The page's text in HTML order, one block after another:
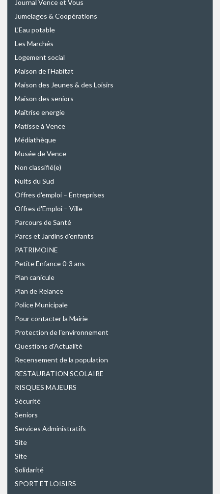
Journal Vence et Vous
Jumelages & Coopérations
L'Eau potable
Les Marchés
Logement social
Maison de l'Habitat
Maison des Jeunes & des Loisirs
Maison des seniors
Maîtrise energie
Matisse à Vence
Médiathèque
Musée de Vence
Non classifié(e)
Nuits du Sud
Offres d'emploi – Entreprises
Offres d'Emploi – Ville
Parcours de Santé
Parcs et Jardins d'enfants
PATRIMOINE
Petite Enfance 0-3 ans
Plan canicule
Plan de Relance
Police Municipale
Pour contacter la Mairie
Protection de l'environnement
Questions d'Actualité
Recensement de la population
RESTAURATION SCOLAIRE
RISQUES MAJEURS
Sécurité
Seniors
Services Administratifs
Site
Site
Solidarité
SPORT ET LOISIRS